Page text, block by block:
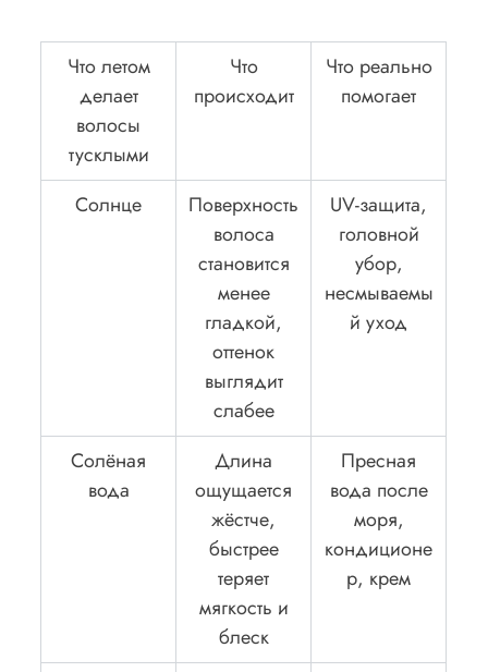
Что летом
делает
волосы
тусклыми
Что
происходит
Что реально
помогает
Солнце
Поверхность
волоса
становится
менее
гладкой,
оттенок
выглядит
слабее
UV-защита,
головной
убор,
несмываемы
й уход
Солёная
вода
Длина
ощущается
жёстче,
быстрее
теряет
мягкость и
блеск
Пресная
вода после
моря,
кондиционе
р, крем